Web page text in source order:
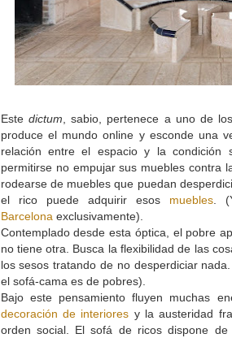
Este dictum , sabio, pertenece a uno de
produce el mundo online y esconde una
relación entre el espacio y la condición
permitirse no empujar sus muebles contra
rodearse de muebles que puedan
el rico puede adquirir esos muebles .
Barcelona exclusivamente).
Contemplado desde esta óptica, el pobre
no tiene otra. Busca la flexibilidad de las
los sesos tratando de no desperdiciar
el sofá-cama es de pobres).
Bajo este pensamiento fluyen muchas
decoración de interiores y la austeridad
orden social. El sofá de ricos dispone